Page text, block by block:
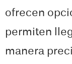
ofrecen
permiten
manera